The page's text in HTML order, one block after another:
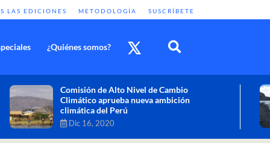
LAS EDICIONES METODOLOGÍA SUSCRÍBETE
¿Quiénes somos?
Cambio climático: combatir sus efectos
como objetivo global y urgente